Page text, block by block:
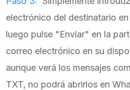
electrónico del destinatario
luego pulse "Enviar" en la
correo electrónico en su
aunque verá los mensajes
TXT, no podrá abrirlos en